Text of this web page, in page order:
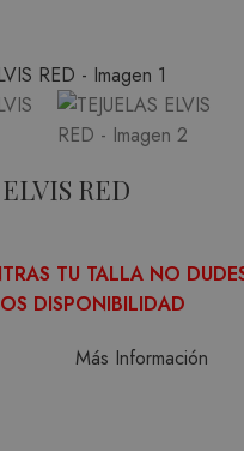
RED
TU TALLA NO
DISPONIBILIDAD
Más Información